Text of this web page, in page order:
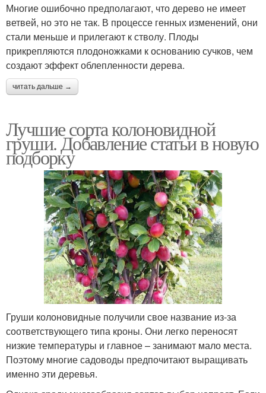
Многие ошибочно предполагают, что дерево не имеет
ветвей, но это не так. В процессе генных изменений, они
стали меньше и прилегают к стволу. Плоды
прикрепляются плодоножками к основанию сучков, чем
создают эффект облепленности дерева.
читать дальше →
Лучшие сорта колоновидной
груши. Добавление статьи в новую
подборку
Груши колоновидные получили свое название из-за
соответствующего типа кроны. Они легко переносят
низкие температуры и главное – занимают мало места.
Поэтому многие садоводы предпочитают выращивать
именно эти деревья.